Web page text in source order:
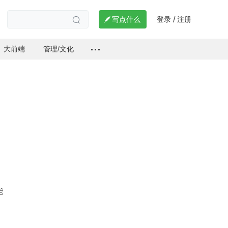
  写点什么 登录 / 注册
大前端 管理/文化